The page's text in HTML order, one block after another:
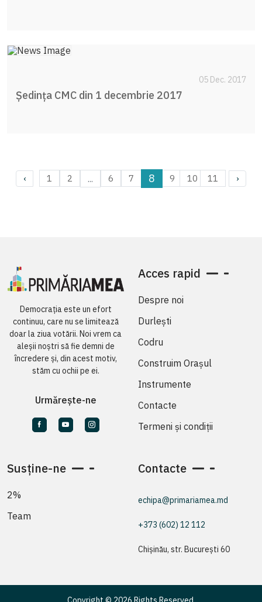
05 Dec. 2017
Ședința CMC din 1 decembrie 2017
‹ 1 2 ... 6 7 8 9 10 11 ›
Democrația este un efort
continuu, care nu se limitează
doar la ziua votării. Noi vrem ca
aleșii noștri să fie demni de
încredere și, din acest motiv,
stăm cu ochii pe ei.
Urmărește-ne
Acces rapid
Despre noi
Durlești
Codru
Construim Orașul
Instrumente
Contacte
Termeni și condiții
Susține-ne
2%
Team
Contacte
echipa@primariamea.md
+373 (602) 12 112
Chișinău, str. București 60